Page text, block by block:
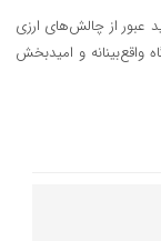
عبور از چالش‌های ارزی
واقع‌بینانه و امیدبخش